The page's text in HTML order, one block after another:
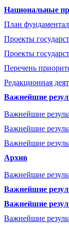
Национальные
План
Проекты
Проекты
Перечень
Редакционная
Важнейшие
Важнейшие
Важнейшие
Важнейшие
Архив
Важнейшие
Важнейшие
Важнейшие
Важнейшие